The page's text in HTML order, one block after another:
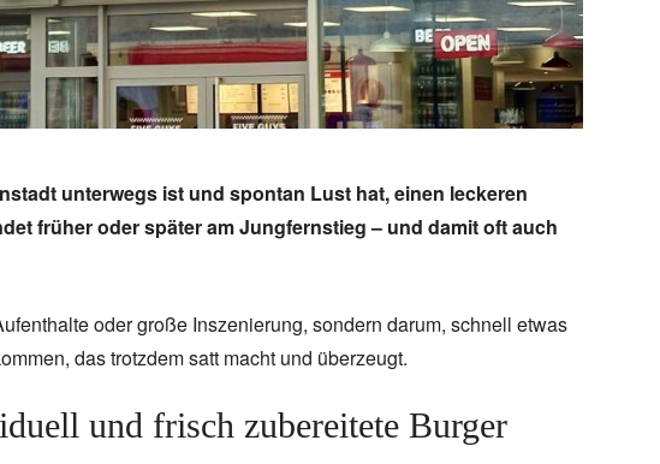
unterwegs ist und spontan Lust hat, einen leckeren
früher oder später am Jungfernstieg – und damit oft auch
oder große Inszenierung, sondern darum, schnell etwas
das trotzdem satt macht und überzeugt.
und frisch zubereitete Burger
Trabant in Hamburg – das Kultauto
in der Hansestadt
war einst ein kleines Vermögen wert und
wartete jahrelang auf Auslieferung. Kein